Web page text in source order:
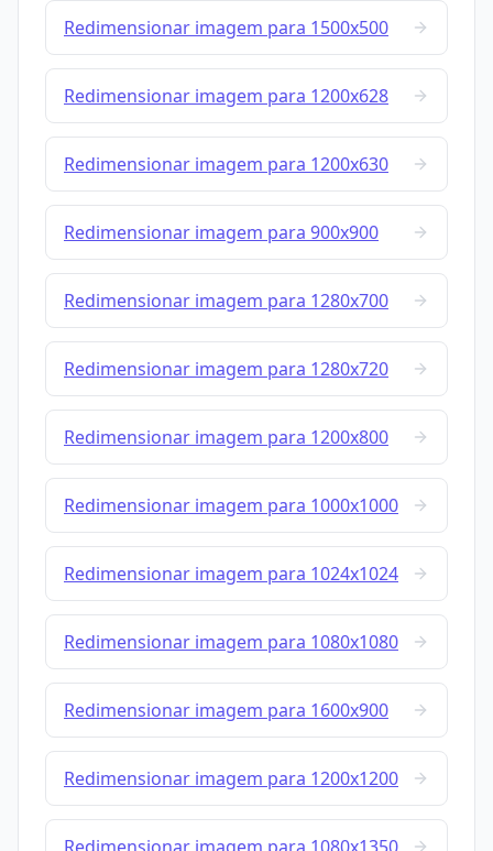
Redimensionar imagem para 1500x500
Redimensionar imagem para 1200x628
Redimensionar imagem para 1200x630
Redimensionar imagem para 900x900
Redimensionar imagem para 1280x700
Redimensionar imagem para 1280x720
Redimensionar imagem para 1200x800
Redimensionar imagem para 1000x1000
Redimensionar imagem para 1024x1024
Redimensionar imagem para 1080x1080
Redimensionar imagem para 1600x900
Redimensionar imagem para 1200x1200